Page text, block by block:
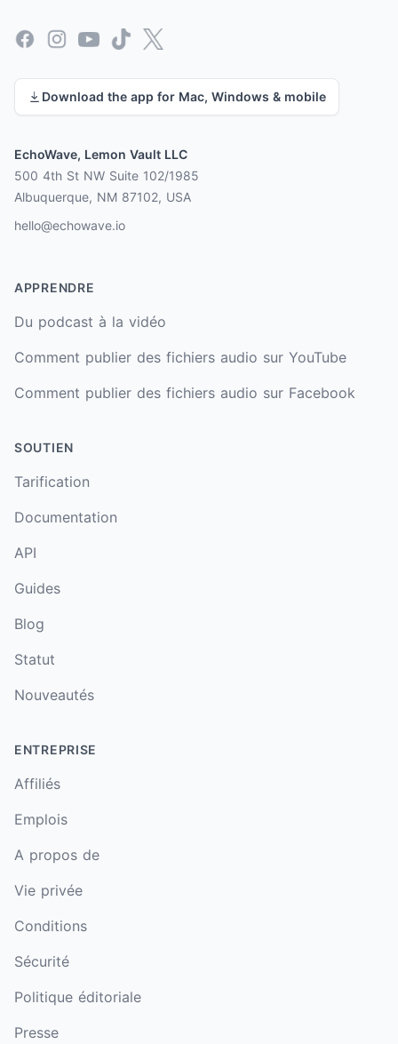
Facebook
InstagramYouTubeTikTok
X
Download the app for Mac, Windows & mobile
EchoWave, Lemon Vault LLC
500 4th St NW Suite 102/1985
Albuquerque, NM 87102, USA
hello@echowave.io
APPRENDRE
Du podcast à la vidéo
Comment publier des fichiers audio sur YouTube
Comment publier des fichiers audio sur Facebook
SOUTIEN
Tarification
Documentation
API
Guides
Blog
Statut
Nouveautés
ENTREPRISE
Affiliés
Emplois
A propos de
Vie privée
Conditions
Sécurité
Politique éditoriale
Presse